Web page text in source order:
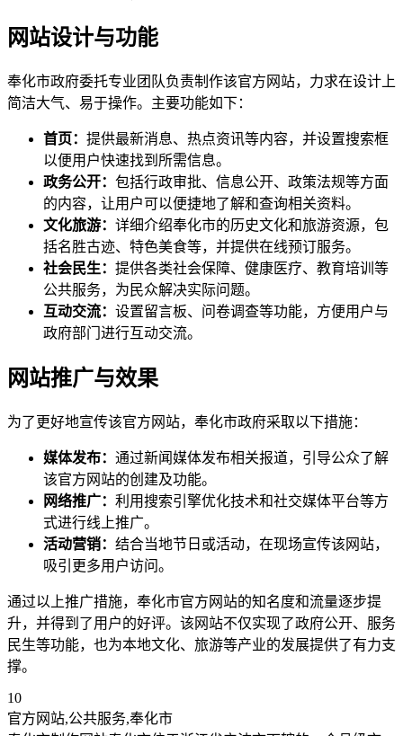
网站设计与功能
奉化市政府委托专业团队负责制作该官方网站，力求在设计上
简洁大气、易于操作。主要功能如下：
首页： 提供最新消息、热点资讯等内容，并设置搜索框
以便用户快速找到所需信息。
政务公开： 包括行政审批、信息公开、政策法规等方面
的内容，让用户可以便捷地了解和查询相关资料。
文化旅游： 详细介绍奉化市的历史文化和旅游资源，包
括名胜古迹、特色美食等，并提供在线预订服务。
社会民生： 提供各类社会保障、健康医疗、教育培训等
公共服务，为民众解决实际问题。
互动交流： 设置留言板、问卷调查等功能，方便用户与
政府部门进行互动交流。
网站推广与效果
为了更好地宣传该官方网站，奉化市政府采取以下措施：
媒体发布： 通过新闻媒体发布相关报道，引导公众了解
该官方网站的创建及功能。
网络推广： 利用搜索引擎优化技术和社交媒体平台等方
式进行线上推广。
活动营销： 结合当地节日或活动，在现场宣传该网站，
吸引更多用户访问。
通过以上推广措施，奉化市官方网站的知名度和流量逐步提
升，并得到了用户的好评。该网站不仅实现了政府公开、服务
民生等功能，也为本地文化、旅游等产业的发展提供了有力支
撑。
10
官方网站,公共服务,奉化市